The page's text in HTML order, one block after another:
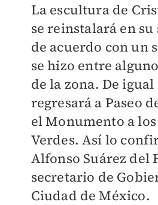
La escultura de
se reinstalará en
de acuerdo con un
se hizo entre
de la zona. De
regresará a Paseo
el Monumento a
Verdes. Así lo
Alfonso Suárez del
secretario de
Ciudad de México.